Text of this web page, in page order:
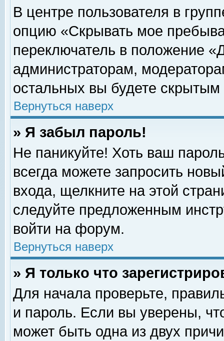
В центре пользователя в
опцию «Скрывать мое
переключатель в положение
администраторам,
остальных вы будете скрытым
Вернуться наверх
» Я забыл пароль!
Не паникуйте! Хоть ваш
всегда можете запросить
входа, щелкните на этой
следуйте предложенным
войти на форум.
Вернуться наверх
» Я только что
Для начала проверьте,
и пароль. Если вы уверены,
может быть одна из двух